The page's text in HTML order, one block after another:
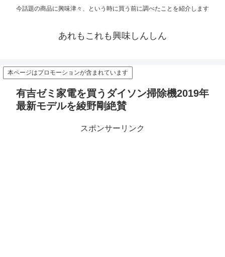
今話題の商品に興味津々、という時に買う前に調べたことを紹介します
あれもこれも興味しんしん
本ページはプロモーションが含まれています
有吉ゼミ家電を買うダイソン掃除機2019年
最新モデルを綾野剛絶賛
スポンサーリンク